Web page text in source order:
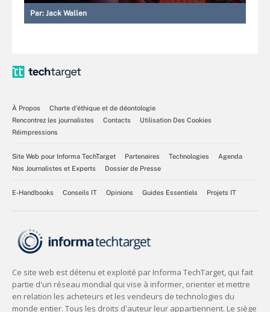
Par: Jack Wallen
À Propos
Charte d’éthique et de déontologie
Rencontrez les journalistes
Contacts
Utilisation Des Cookies
Réimpressions
Site Web pour Informa TechTarget Partenaires Technologies
Agenda
Nos Journalistes et Experts
Dossier de Presse
E-Handbooks Conseils IT Opinions Guides Essentiels Projets IT